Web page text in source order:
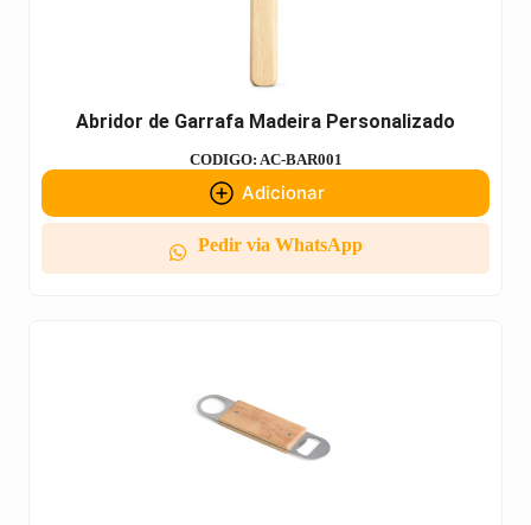
Abridor de Garrafa Madeira Personalizado
CODIGO: AC-BAR001
Adicionar
Pedir via WhatsApp